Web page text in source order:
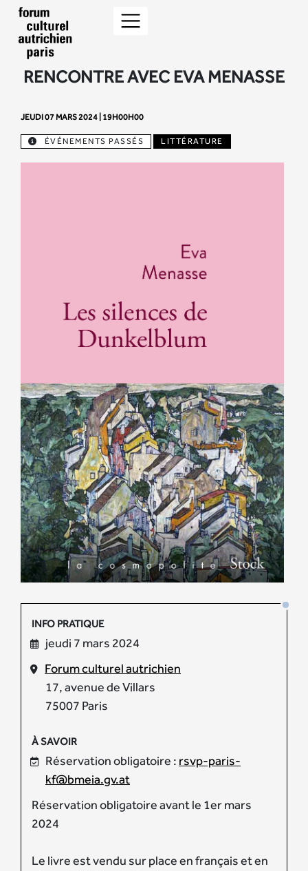
RENCONTRE AVEC EVA MENASSE
JEUDI 07 MARS 2024 | 19H00H00
ÉVÉNEMENTS PASSÉS LITTÉRATURE
INFO PRATIQUE
jeudi 7 mars 2024
Forum culturel autrichien
17, avenue de Villars
75007 Paris
À SAVOIR
Réservation obligatoire : rsvp-paris-
kf@bmeia.gv.at
Réservation obligatoire avant le 1er mars
2024
Le livre est vendu sur place en français et en